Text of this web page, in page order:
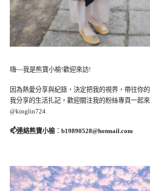
嗨~~我是熊寶小榆!歡迎來訪!
因為熱愛分享與紀錄，決定把我的視界，帶往你
我分享的生活扎記，歡迎關注我的粉絲專頁一起來
@kinglin724
📫連絡熊寶小榆： b19890528@hotmail.com